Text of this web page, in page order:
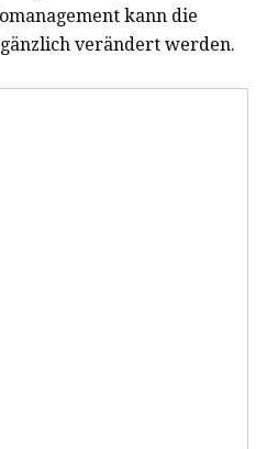
kann die
verändert werden.